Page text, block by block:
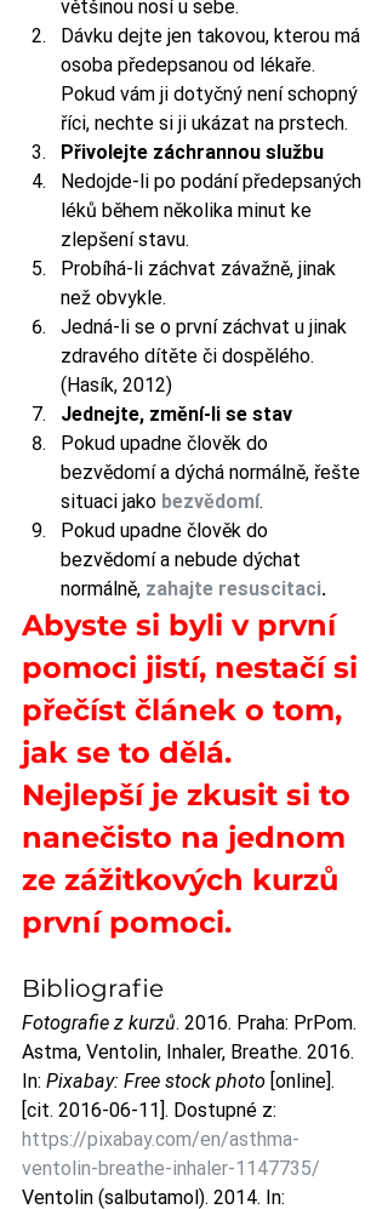
většinou nosí u sebe.
Dávku dejte jen takovou, kterou má
osoba předepsanou od lékaře.
Pokud vám ji dotyčný není schopný
říci, nechte si ji ukázat na prstech.
Přivolejte záchrannou službu
Nedojde-li po podání předepsaných
léků během několika minut ke
zlepšení stavu.
Probíhá-li záchvat závažně, jinak
než obvykle.
Jedná-li se o první záchvat u jinak
zdravého dítěte či dospělého.
(Hasík, 2012)
Jednejte, změní-li se stav
Pokud upadne člověk do
bezvědomí a dýchá normálně, řešte
situaci jako bezvědomí.
Pokud upadne člověk do
bezvědomí a nebude dýchat
normálně, zahajte resuscitaci.
Abyste si byli v první
pomoci jistí, nestačí si
přečíst článek o tom,
jak se to dělá.
Nejlepší je zkusit si to
nanečisto na jednom
ze zážitkových kurzů
první pomoci.
Bibliografie
Fotografie z kurzů. 2016. Praha: PrPom.
Astma, Ventolin, Inhaler, Breathe. 2016.
In: Pixabay: Free stock photo [online].
[cit. 2016-06-11]. Dostupné z:
https://pixabay.com/en/asthma-
ventolin-breathe-inhaler-1147735/
Ventolin (salbutamol). 2014. In: